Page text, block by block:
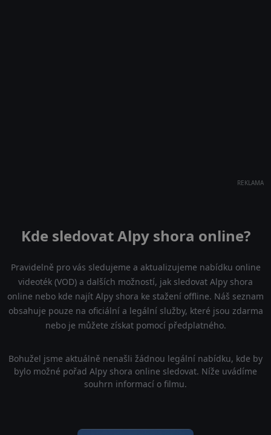
REKLAMA
Kde sledovat Alpy shora online?
Pravidelně pro vás sledujeme a aktualizujeme nabídku online
videoték (VOD) a dalších možností, jak sledovat Alpy shora
online nebo kde najít Alpy shora ke stažení offline. Náš seznam
obsahuje pouze na oficiální a legální služby, které jsou zdarma
nebo je můžete získat pomocí předplatného.
Bohužel jsme aktuálně nenašli žádnou legální nabídku, kde by
bylo možné pořad Alpy shora online sledovat. Níže uvádíme
souhrn informací o filmu.